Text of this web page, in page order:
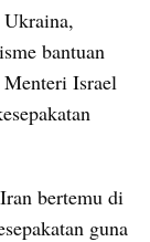
Ukraina,
bantuan
Menteri Israel
bertemu di
guna